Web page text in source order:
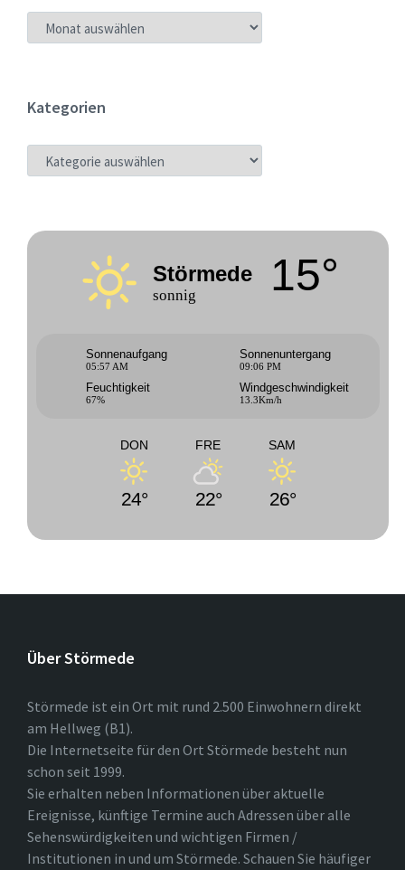
ARCHIV
Kategorien
KATEGORIEN
Störmede
sonnig 15°
Sonnenaufgang
05:57 AM
Sonnenuntergang
09:06 PM
Feuchtigkeit
67%
Windgeschwindigkeit
13.3Km/h
DON
24°
FRE
22°
SAM
26°
Über Störmede
Störmede ist ein Ort mit rund 2.500 Einwohnern direkt
am Hellweg (B1).
Die Internetseite für den Ort Störmede besteht nun
schon seit 1999.
Sie erhalten neben Informationen über aktuelle
Ereignisse, künftige Termine auch Adressen über alle
Sehenswürdigkeiten und wichtigen Firmen /
Institutionen in und um Störmede. Schauen Sie häufiger